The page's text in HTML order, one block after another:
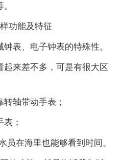
功能及特征
表、电子钟表的特殊性。
起来差不多，可是有很大区
轴带动手表；
；
员在海里也能够看到时间。